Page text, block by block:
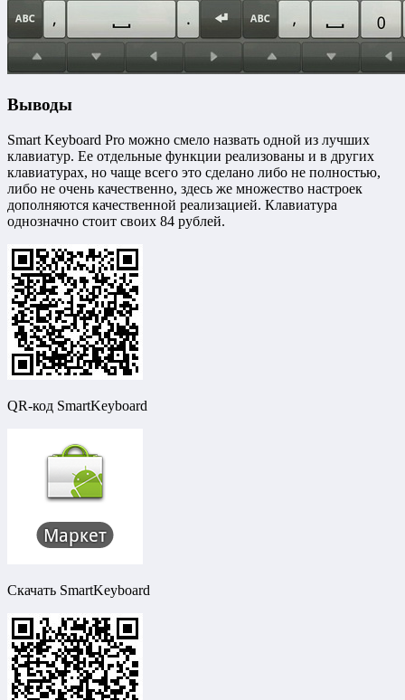
Выводы
Smart Keyboard Pro можно смело назвать одной из лучших
клавиатур. Ее отдельные функции реализованы и в других
клавиатурах, но чаще всего это сделано либо не полностью,
либо не очень качественно, здесь же множество настроек
дополняются качественной реализацией. Клавиатура
однозначно стоит своих 84 рублей.
QR-код SmartKeyboard
Скачать SmartKeyboard